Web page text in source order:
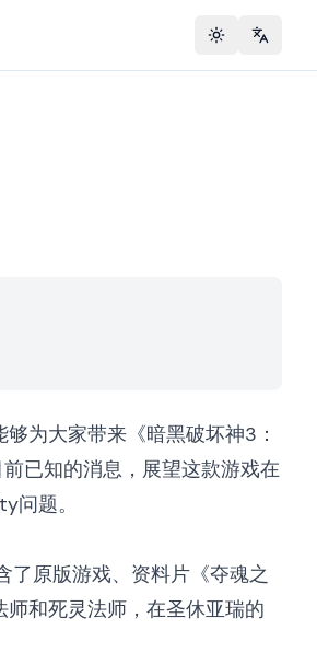
Toggle theme
为大家带来《暗黑破坏神3：
已知的消息，展望这款游戏在
问题。
了原版游戏、资料片《夺魂之
和死灵法师，在圣休亚瑞的